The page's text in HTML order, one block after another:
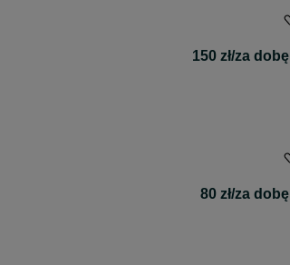
150 zł/za dobę
80 zł/za dobę